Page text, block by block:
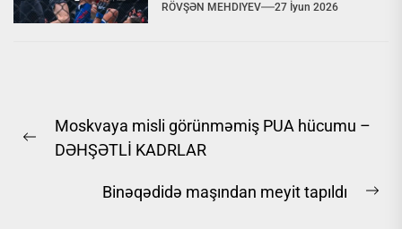
RÖVŞƏN MEHDIYEV 27 İyun 2026
naviqasiyası
Previous
Moskvaya misli görünməmiş PUA hücumu –
DƏHŞƏTLİ KADRLAR
Binəqədidə maşından meyit tapıldı